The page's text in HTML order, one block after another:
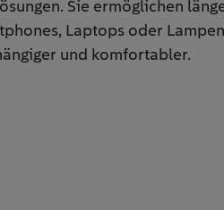
Sie ermöglichen
Laptops oder
und komfortabler.